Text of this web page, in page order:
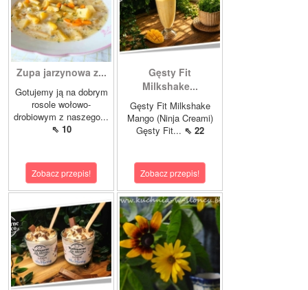
Zupa jarzynowa z...
Gotujemy ją na dobrym
rosole wołowo-
drobiowym z naszego...
⇖ 10
Zobacz przepis!
Gęsty Fit
Milkshake...
Gęsty Fit Milkshake
Mango (Ninja Creami)
Gęsty Fit... ⇖ 22
Zobacz przepis!